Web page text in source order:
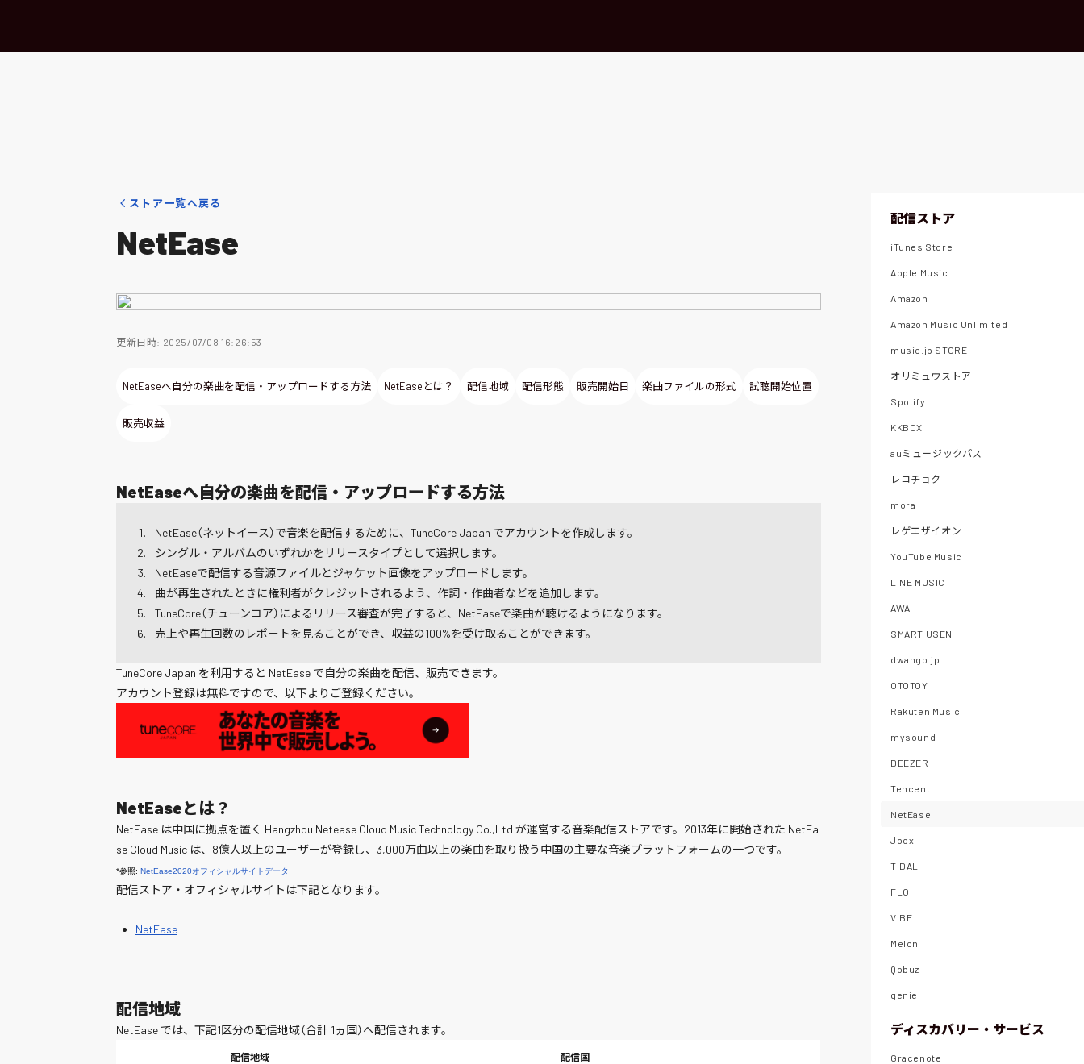
ストア一覧へ戻る
NetEase
更新日時: 2025/07/08 16:26:53
NetEaseへ自分の楽曲を配信・アップロードする方法 NetEaseとは？ 配信地域 配信形態 販売開始日 楽曲ファイルの形式 試聴開始位置
販売収益
NetEaseへ自分の楽曲を配信・アップロードする方法
NetEase（ネットイース）で音楽を配信するために、TuneCore Japan でアカウントを作成します。
シングル・アルバムのいずれかをリリースタイプとして選択します。
NetEaseで配信する音源ファイルとジャケット画像をアップロードします。
曲が再生されたときに権利者がクレジットされるよう、作詞・作曲者などを追加します。
TuneCore（チューンコア）によるリリース審査が完了すると、NetEaseで楽曲が聴けるようになります。
売上や再生回数のレポートを見ることができ、収益の100%を受け取ることができます。
TuneCore Japan を利用すると NetEase で自分の楽曲を配信、販売できます。
アカウント登録は無料ですので、以下よりご登録ください。
NetEaseとは？
NetEase は中国に拠点を置く Hangzhou Netease Cloud Music Technology Co.,Ltd が運営する音楽配信ストアです。2013年に開始された NetEa
se Cloud Music は、8億人以上のユーザーが登録し、3,000万曲以上の楽曲を取り扱う中国の主要な音楽プラットフォームの一つです。
*参照: NetEase2020オフィシャルサイトデータ
配信ストア・オフィシャルサイトは下記となります。
NetEase
配信地域
NetEase では、下記1区分の配信地域（合計 1ヵ国）へ配信されます。
配信地域 配信国
配信ストア
iTunes Store
Apple Music
Amazon
Amazon Music Unlimited
music.jp STORE
オリミュウストア
Spotify
KKBOX
auミュージックパス
レコチョク
mora
レゲエザイオン
YouTube Music
LINE MUSIC
AWA
SMART USEN
dwango.jp
OTOTOY
Rakuten Music
mysound
DEEZER
Tencent
NetEase
Joox
TIDAL
FLO
VIBE
Melon
Qobuz
genie
ディスカバリー・サービス
Gracenote